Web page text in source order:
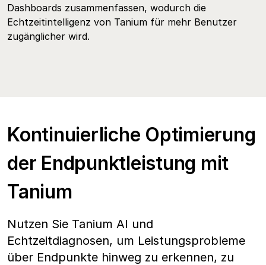
Dashboards zusammenfassen, wodurch die
Echtzeitintelligenz von Tanium für mehr Benutzer
zugänglicher wird.
Kontinuierliche Optimierung
der Endpunktleistung mit
Tanium
Nutzen Sie Tanium AI und
Echtzeitdiagnosen, um Leistungsprobleme
über Endpunkte hinweg zu erkennen, zu